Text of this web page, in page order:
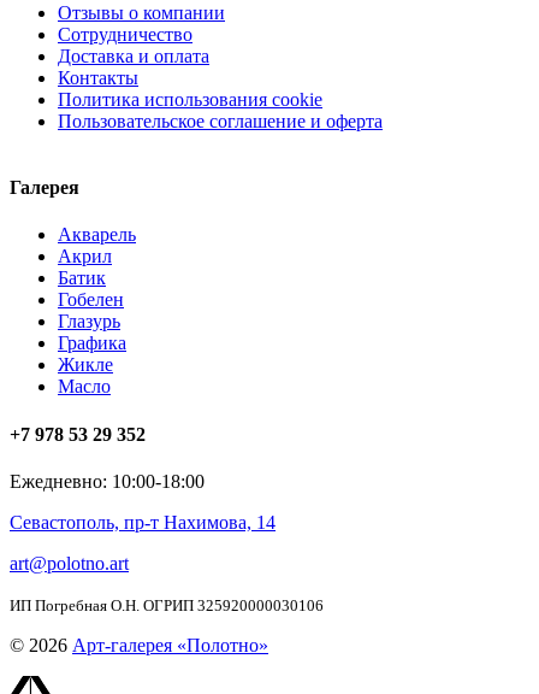
Отзывы о компании
Сотрудничество
Доставка и оплата
Контакты
Политика использования cookie
Пользовательское соглашение и оферта
Галерея
Акварель
Акрил
Батик
Гобелен
Глазурь
Графика
Жикле
Масло
+7 978 53 29 352
Ежедневно: 10:00-18:00
Севастополь, пр-т Нахимова, 14
art@polotno.art
ИП Погребная О.Н. ОГРИП 325920000030106
© 2026 Арт-галерея «Полотно»